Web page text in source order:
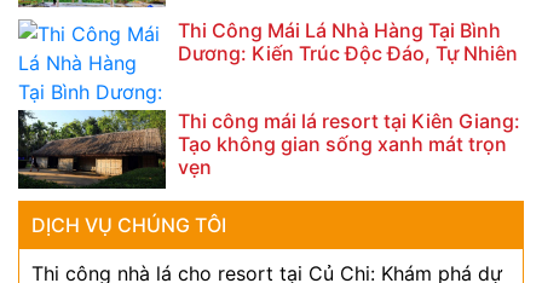
Thi Công Mái Lá Nhà Hàng Tại Bình
Dương: Kiến Trúc Độc Đáo, Tự Nhiên
Thi công mái lá resort tại Kiên Giang:
Tạo không gian sống xanh mát trọn
vẹn
DỊCH VỤ CHÚNG TÔI
Thi công nhà lá cho resort tại Củ Chi: Khám phá dự